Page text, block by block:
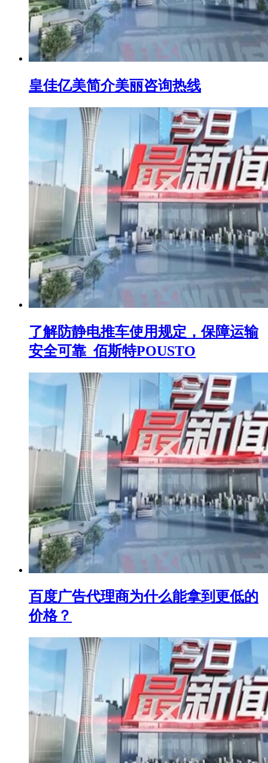
皇佳亿美简介美丽咨询热线
了解防静电推车使用规定，保障运输
安全可靠_佰斯特POUSTO
百度广告代理商为什么能拿到更低的
价格？